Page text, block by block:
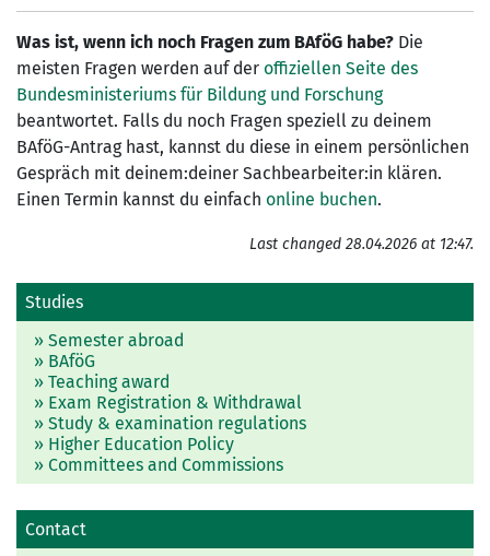
Was ist, wenn ich noch Fragen zum BAföG habe? Die
meisten Fragen werden auf der offiziellen Seite des
Bundesministeriums für Bildung und Forschung
beantwortet. Falls du noch Fragen speziell zu deinem
BAföG-Antrag hast, kannst du diese in einem persönlichen
Gespräch mit deinem:deiner Sachbearbeiter:in klären.
Einen Termin kannst du einfach online buchen.
Last changed 28.04.2026 at 12:47.
Studies
» Semester abroad
» BAföG
» Teaching award
» Exam Registration & Withdrawal
» Study & examination regulations
» Higher Education Policy
» Committees and Commissions
Contact